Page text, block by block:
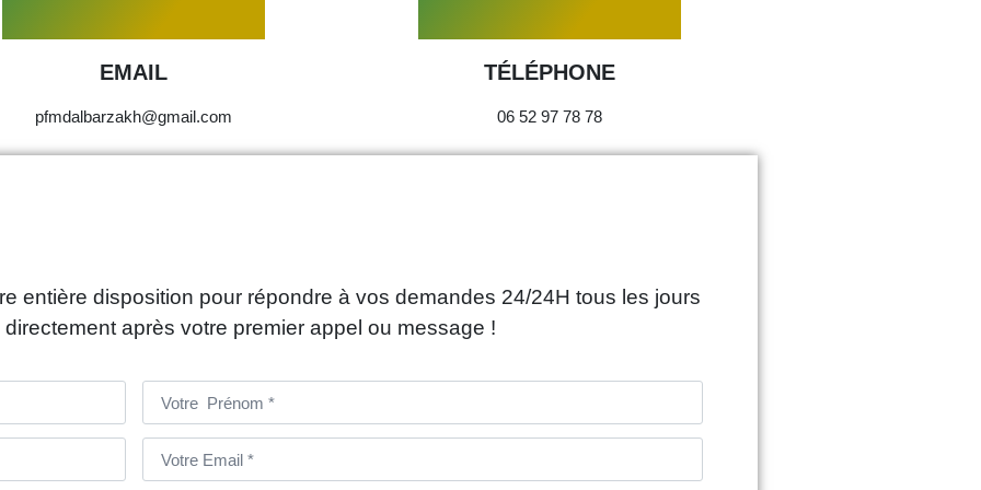
EMAIL
pfmdalbarzakh@gmail.com
TÉLÉPHONE
06 52 97 78 78
entière disposition pour répondre à vos demandes 24/24H tous les jours
après votre premier appel ou message !